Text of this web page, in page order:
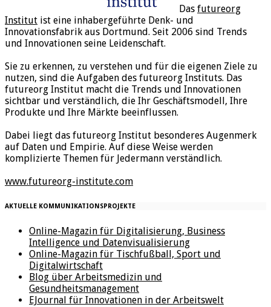
Das futureorg
Institut ist eine inhabergeführte Denk- und
Innovationsfabrik aus Dortmund. Seit 2006 sind Trends
und Innovationen seine Leidenschaft.
Sie zu erkennen, zu verstehen und für die eigenen Ziele zu
nutzen, sind die Aufgaben des futureorg Instituts. Das
futureorg Institut macht die Trends und Innovationen
sichtbar und verständlich, die Ihr Geschäftsmodell, Ihre
Produkte und Ihre Märkte beeinflussen.
Dabei liegt das futureorg Institut besonderes Augenmerk
auf Daten und Empirie. Auf diese Weise werden
komplizierte Themen für Jedermann verständlich.
www.futureorg-institute.com
AKTUELLE KOMMUNIKATIONSPROJEKTE
Online-Magazin für Digitalisierung, Business
Intelligence und Datenvisualisierung
Online-Magazin für Tischfußball, Sport und
Digitalwirtschaft
Blog über Arbeitsmedizin und
Gesundheitsmanagement
EJournal für Innovationen in der Arbeitswelt